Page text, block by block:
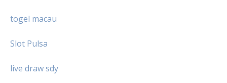
togel macau
Slot Pulsa
live draw sdy